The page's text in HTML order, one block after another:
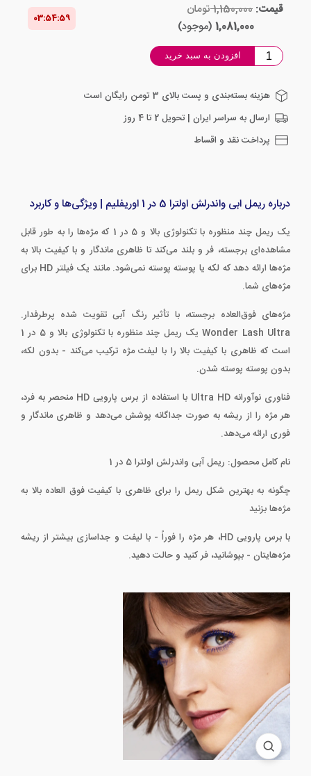
قیمت: 1,150,000 تومان
1,081,000 (موجود)
03:54‌:‌59
افزودن به سبد خرید
هزینه بسته‌بندی و پست بالای 3 تومن رایگان است
ارسال به سراسر ایران | تحویل 2 تا 4 روز
پرداخت نقد و اقساط
درباره ریمل ابی واندرلش اولترا 5 در 1 اوریفلیم | ویژگی‌ها و کاربرد
یک ریمل چند منظوره با تکنولوژی بالا و 5 در 1 که مژه‌ها را به طور قابل
مشاهده‌ای برجسته، فر و بلند می‌کند تا ظاهری ماندگار و با کیفیت بالا به
مژه‌ها ارائه دهد که لکه یا پوسته پوسته نمی‌شود. مانند یک فیلتر HD برای
مژه‌های شما.
مژه‌های فوق‌العاده برجسته، با تأثیر رنگ آبی تقویت شده پرطرفدار.
Wonder Lash Ultra یک ریمل چند منظوره با تکنولوژی بالا و 5 در 1
است که ظاهری با کیفیت بالا را با لیفت مژه ترکیب می‌کند - بدون لکه،
بدون پوسته پوسته شدن.
فناوری نوآورانه Ultra HD با استفاده از برس پارویی HD منحصر به فرد،
هر مژه را از ریشه به صورت جداگانه پوشش می‌دهد و ظاهری ماندگار و
فوری ارائه می‌دهد.
نام کامل محصول: ریمل آبی واندرلش اولترا 5 در 1
چگونه به بهترین شکل ریمل را برای ظاهری با کیفیت فوق العاده بالا به
مژه‌ها بزنید
با برس پارویی HD، هر مژه را فوراً - با لیفت و جداسازی بیشتر از ریشه
مژه‌هایتان - بپوشانید، فر کنید و حالت دهید.